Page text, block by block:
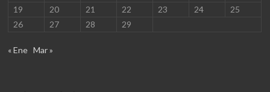
19
20 21 22 23 24
25
26
27 28 29
« Ene Mar »